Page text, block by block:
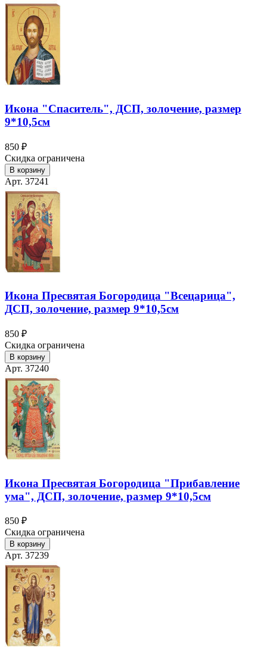
Икона "Спаситель", ДСП, золочение, размер
9*10,5см
850 ₽
Скидка ограничена
В корзину
Арт. 37241
Икона Пресвятая Богородица "Всецарица",
ДСП, золочение, размер 9*10,5см
850 ₽
Скидка ограничена
В корзину
Арт. 37240
Икона Пресвятая Богородица "Прибавление
ума", ДСП, золочение, размер 9*10,5см
850 ₽
Скидка ограничена
В корзину
Арт. 37239